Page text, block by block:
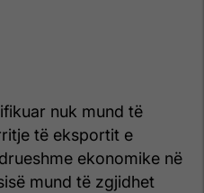
nuk mund të
të eksportit e
ekonomike në
mund të zgjidhet